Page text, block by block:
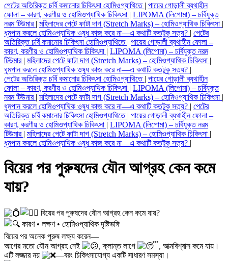
পেটের অতিরিক্ত চর্বি কমানোর চিকিৎসা হোমিওপ্যাথিতে | পায়ের গোড়ালী ব্যথাহীন
ফোলা – কারণ, করণীয় ও হোমিওপ্যাথিক চিকিৎসা | LIPOMA (লিপোমা) – চর্বিযুক্ত
নরম টিউমার | মহিলাদের পেটে ফাটা দাগ (Stretch Marks) – হোমিওপ্যাথিক চিকিৎসা |
ধূমপান করলে হোমিওপ্যাথিক ওষুধ কাজ করে না—এ কথাটি কতটুকু সত্য? | পেটের
অতিরিক্ত চর্বি কমানোর চিকিৎসা হোমিওপ্যাথিতে | পায়ের গোড়ালী ব্যথাহীন ফোলা –
কারণ, করণীয় ও হোমিওপ্যাথিক চিকিৎসা | LIPOMA (লিপোমা) – চর্বিযুক্ত নরম
টিউমার | মহিলাদের পেটে ফাটা দাগ (Stretch Marks) – হোমিওপ্যাথিক চিকিৎসা |
ধূমপান করলে হোমিওপ্যাথিক ওষুধ কাজ করে না—এ কথাটি কতটুকু সত্য? |
পেটের অতিরিক্ত চর্বি কমানোর চিকিৎসা হোমিওপ্যাথিতে | পায়ের গোড়ালী ব্যথাহীন
ফোলা – কারণ, করণীয় ও হোমিওপ্যাথিক চিকিৎসা | LIPOMA (লিপোমা) – চর্বিযুক্ত
নরম টিউমার | মহিলাদের পেটে ফাটা দাগ (Stretch Marks) – হোমিওপ্যাথিক চিকিৎসা |
ধূমপান করলে হোমিওপ্যাথিক ওষুধ কাজ করে না—এ কথাটি কতটুকু সত্য? | পেটের
অতিরিক্ত চর্বি কমানোর চিকিৎসা হোমিওপ্যাথিতে | পায়ের গোড়ালী ব্যথাহীন ফোলা –
কারণ, করণীয় ও হোমিওপ্যাথিক চিকিৎসা | LIPOMA (লিপোমা) – চর্বিযুক্ত নরম
টিউমার | মহিলাদের পেটে ফাটা দাগ (Stretch Marks) – হোমিওপ্যাথিক চিকিৎসা |
ধূমপান করলে হোমিওপ্যাথিক ওষুধ কাজ করে না—এ কথাটি কতটুকু সত্য? |
বিয়ের পর পুরুষদের যৌন আগ্রহ কেন কমে
যায়?
বিয়ের পর পুরুষদের যৌন আগ্রহ কেন কমে যায়?
কারণ • লক্ষণ • হোমিওপ্যাথিক দৃষ্টিভঙ্গি
বিয়ের পর অনেক পুরুষ লক্ষ্য করেন—
আগের মতো যৌন আগ্রহ নেই
, ক্লান্ত লাগে
, আত্মবিশ্বাস কমে যায়।
এটি লজ্জার নয়
—বরং চিকিৎসাযোগ্য একটি সাধারণ সমস্যা।